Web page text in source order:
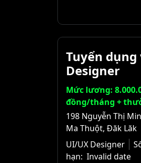
Tuyển
Designer
Mức lương:
đồng/tháng +
198 Nguyễn Thị
Ma Thuột, Đăk Lăk
UI/UX Designer
hạn: Invalid date